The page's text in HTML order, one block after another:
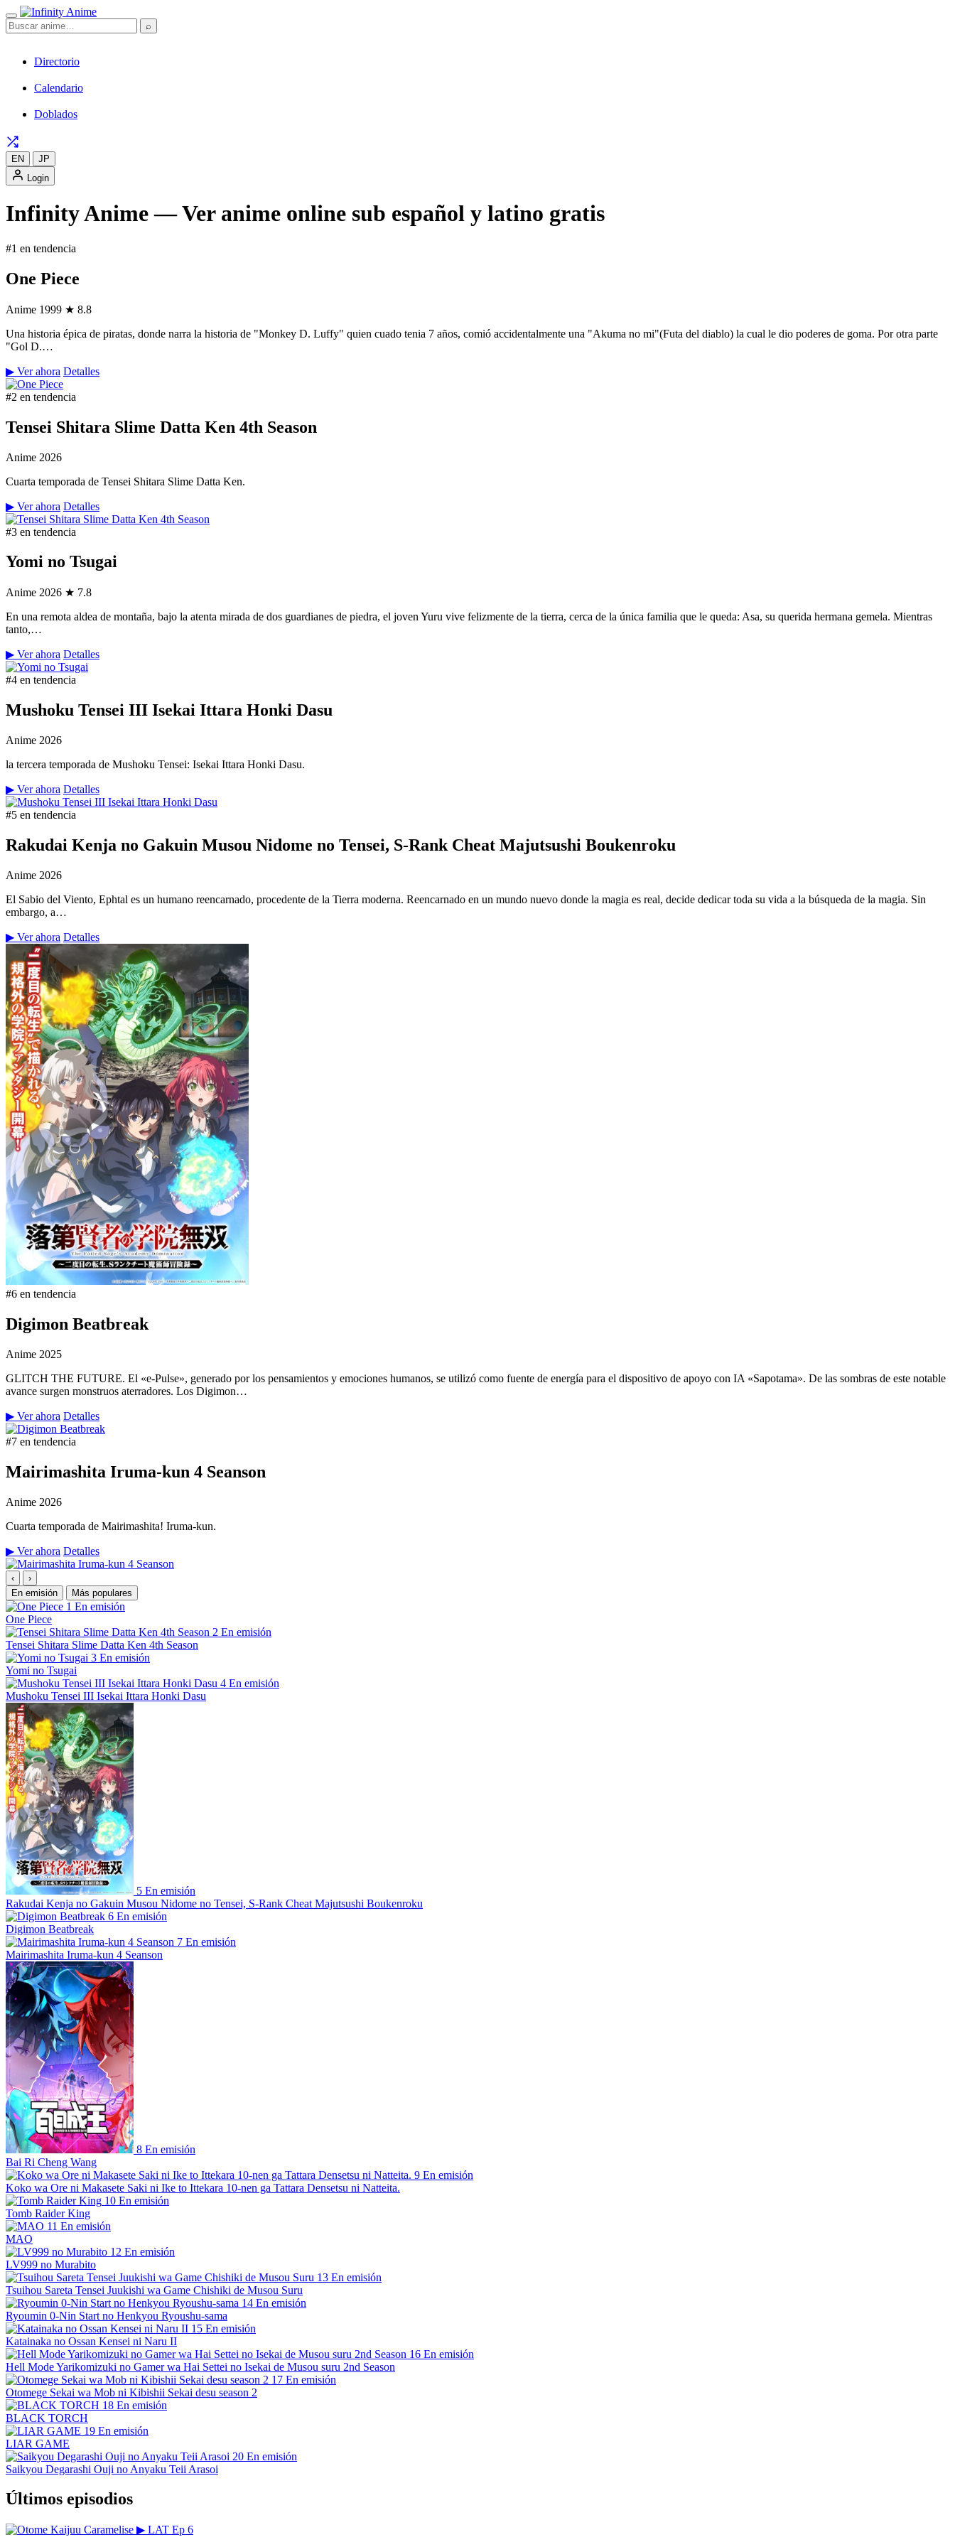
⌕
Directorio
Calendario
Doblados
EN
JP
Login
Infinity Anime — Ver anime online sub español y latino gratis
#1 en tendencia
One Piece
Anime 1999 ★ 8.8
Una historia épica de piratas, donde narra la historia de "Monkey D. Luffy" quien cuado tenia 7 años, comió accidentalmente una "Akuma no mi"(Futa del diablo) la cual le dio poderes de goma. Por otra parte
"Gol D.…
▶ Ver ahora Detalles
#2 en tendencia
Tensei Shitara Slime Datta Ken 4th Season
Anime 2026
Cuarta temporada de Tensei Shitara Slime Datta Ken.
▶ Ver ahora Detalles
#3 en tendencia
Yomi no Tsugai
Anime 2026 ★ 7.8
En una remota aldea de montaña, bajo la atenta mirada de dos guardianes de piedra, el joven Yuru vive felizmente de la tierra, cerca de la única familia que le queda: Asa, su querida hermana gemela. Mientras
tanto,…
▶ Ver ahora Detalles
#4 en tendencia
Mushoku Tensei III Isekai Ittara Honki Dasu
Anime 2026
la tercera temporada de Mushoku Tensei: Isekai Ittara Honki Dasu.
▶ Ver ahora Detalles
#5 en tendencia
Rakudai Kenja no Gakuin Musou Nidome no Tensei, S-Rank Cheat Majutsushi Boukenroku
Anime 2026
El Sabio del Viento, Ephtal es un humano reencarnado, procedente de la Tierra moderna. Reencarnado en un mundo nuevo donde la magia es real, decide dedicar toda su vida a la búsqueda de la magia. Sin
embargo, a…
▶ Ver ahora Detalles
#6 en tendencia
Digimon Beatbreak
Anime 2025
GLITCH THE FUTURE. El «e-Pulse», generado por los pensamientos y emociones humanos, se utilizó como fuente de energía para el dispositivo de apoyo con IA «Sapotama». De las sombras de este notable
avance surgen monstruos aterradores. Los Digimon…
▶ Ver ahora Detalles
#7 en tendencia
Mairimashita Iruma-kun 4 Seanson
Anime 2026
Cuarta temporada de Mairimashita! Iruma-kun.
▶ Ver ahora Detalles
‹
›
En emisión
Más populares
1 En emisión
One Piece
2 En emisión
Tensei Shitara Slime Datta Ken 4th Season
3 En emisión
Yomi no Tsugai
4 En emisión
Mushoku Tensei III Isekai Ittara Honki Dasu
5 En emisión
Rakudai Kenja no Gakuin Musou Nidome no Tensei, S-Rank Cheat Majutsushi Boukenroku
6 En emisión
Digimon Beatbreak
7 En emisión
Mairimashita Iruma-kun 4 Seanson
8 En emisión
Bai Ri Cheng Wang
9 En emisión
Koko wa Ore ni Makasete Saki ni Ike to Ittekara 10-nen ga Tattara Densetsu ni Natteita.
10 En emisión
Tomb Raider King
11 En emisión
MAO
12 En emisión
LV999 no Murabito
13 En emisión
Tsuihou Sareta Tensei Juukishi wa Game Chishiki de Musou Suru
14 En emisión
Ryoumin 0-Nin Start no Henkyou Ryoushu-sama
15 En emisión
Katainaka no Ossan Kensei ni Naru II
16 En emisión
Hell Mode Yarikomizuki no Gamer wa Hai Settei no Isekai de Musou suru 2nd Season
17 En emisión
Otomege Sekai wa Mob ni Kibishii Sekai desu season 2
18 En emisión
BLACK TORCH
19 En emisión
LIAR GAME
20 En emisión
Saikyou Degarashi Ouji no Anyaku Teii Arasoi
Últimos episodios
▶ LAT Ep 6